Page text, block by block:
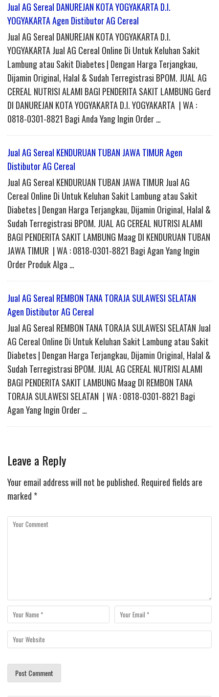
Jual AG Sereal DANUREJAN KOTA YOGYAKARTA D.I.
YOGYAKARTA Agen Distibutor AG Cereal
Jual AG Sereal DANUREJAN KOTA YOGYAKARTA D.I.
YOGYAKARTA Jual AG Cereal Online Di Untuk Keluhan Sakit
Lambung atau Sakit Diabetes | Dengan Harga Terjangkau,
Dijamin Original, Halal & Sudah Terregistrasi BPOM. JUAL AG
CEREAL NUTRISI ALAMI BAGI PENDERITA SAKIT LAMBUNG Gerd
DI DANUREJAN KOTA YOGYAKARTA D.I. YOGYAKARTA | WA :
0818-0301-8821 Bagi Anda Yang Ingin Order …
Jual AG Sereal KENDURUAN TUBAN JAWA TIMUR Agen
Distibutor AG Cereal
Jual AG Sereal KENDURUAN TUBAN JAWA TIMUR Jual AG
Cereal Online Di Untuk Keluhan Sakit Lambung atau Sakit
Diabetes | Dengan Harga Terjangkau, Dijamin Original, Halal &
Sudah Terregistrasi BPOM. JUAL AG CEREAL NUTRISI ALAMI
BAGI PENDERITA SAKIT LAMBUNG Maag DI KENDURUAN TUBAN
JAWA TIMUR | WA : 0818-0301-8821 Bagi Agan Yang Ingin
Order Produk Alga …
Jual AG Sereal REMBON TANA TORAJA SULAWESI SELATAN
Agen Distibutor AG Cereal
Jual AG Sereal REMBON TANA TORAJA SULAWESI SELATAN Jual
AG Cereal Online Di Untuk Keluhan Sakit Lambung atau Sakit
Diabetes | Dengan Harga Terjangkau, Dijamin Original, Halal &
Sudah Terregistrasi BPOM. JUAL AG CEREAL NUTRISI ALAMI
BAGI PENDERITA SAKIT LAMBUNG Maag DI REMBON TANA
TORAJA SULAWESI SELATAN | WA : 0818-0301-8821 Bagi
Agan Yang Ingin Order …
Leave a Reply
Your email address will not be published. Required fields are
marked *